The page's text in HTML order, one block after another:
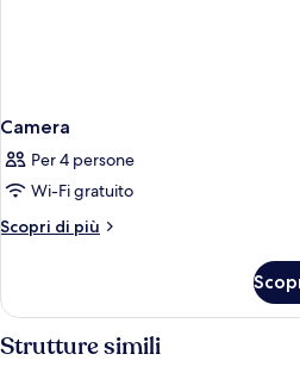
Camera
Per 4 persone
Wi-Fi gratuito
Scopri di più
Altri
Strutture simili